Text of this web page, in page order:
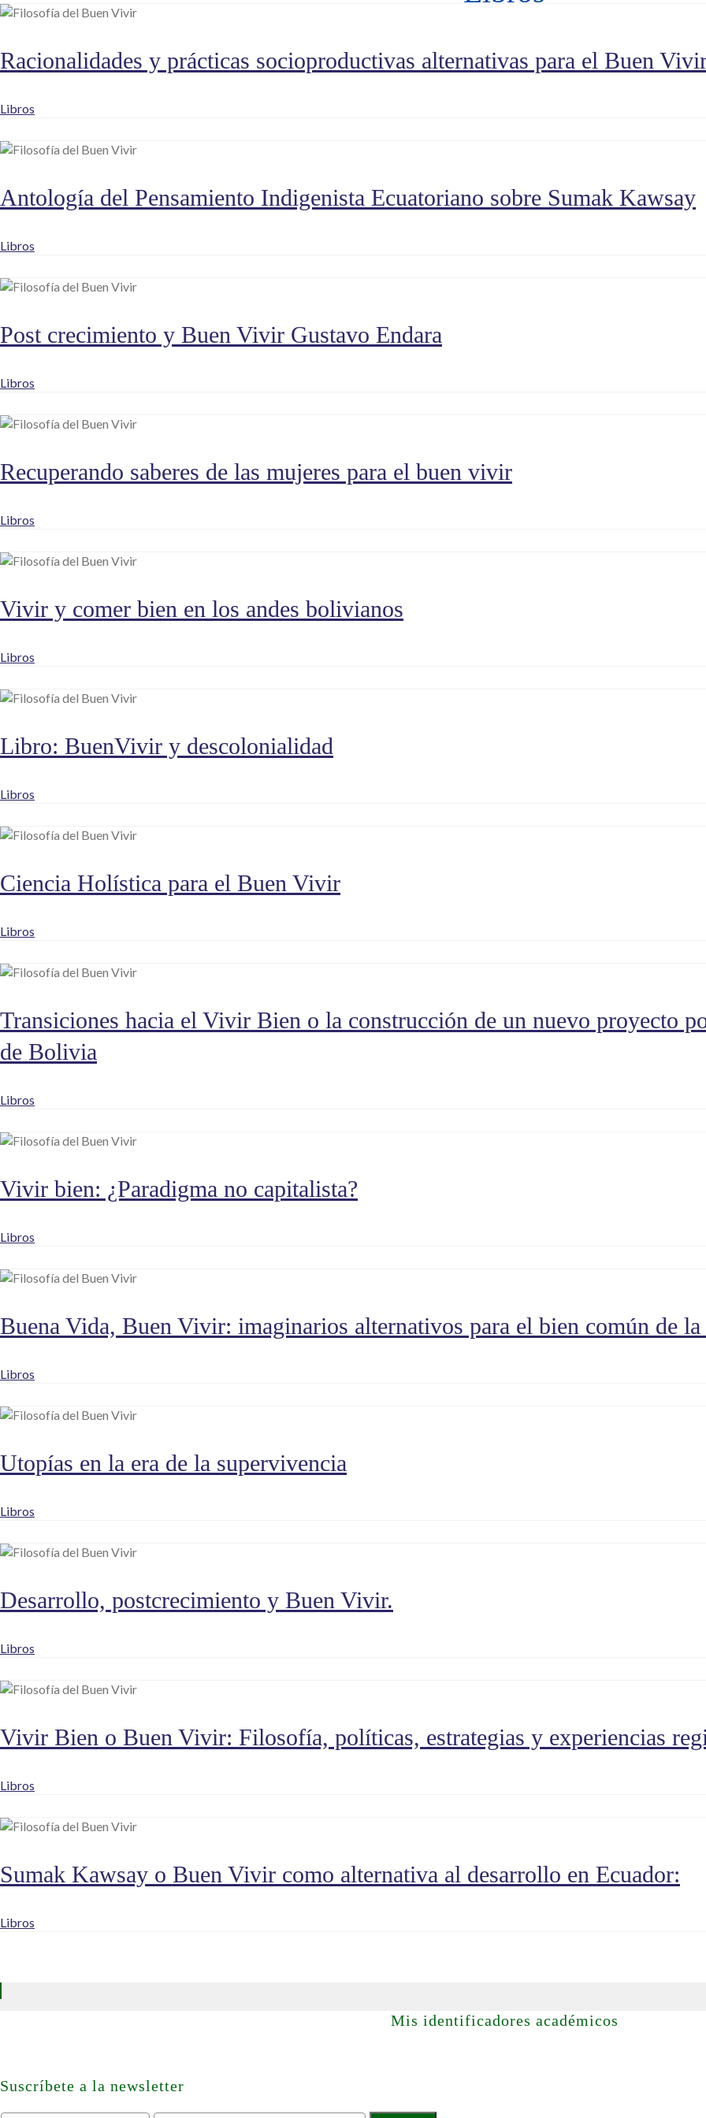
Racionalidades y prácticas socioproductivas alternativas para el Buen
Libros
Antología del Pensamiento Indigenista Ecuatoriano sobre Sumak Kawsay
Libros
Post crecimiento y Buen Vivir Gustavo Endara
Libros
Recuperando saberes de las mujeres para el buen vivir
Libros
Vivir y comer bien en los andes bolivianos
Libros
Libro: BuenVivir y descolonialidad
Libros
Ciencia Holística para el Buen Vivir
Libros
Transiciones hacia el Vivir Bien o la construcción de un nuevo proyecto
de Bolivia
Libros
Vivir bien: ¿Paradigma no capitalista?
Libros
Buena Vida, Buen Vivir: imaginarios alternativos para el bien común de
Libros
Utopías en la era de la supervivencia
Libros
Desarrollo, postcrecimiento y Buen Vivir.
Libros
Vivir Bien o Buen Vivir: Filosofía, políticas, estrategias y experiencias
Libros
Sumak Kawsay o Buen Vivir como alternativa al desarrollo en Ecuador:
Libros
Mis identificadores académicos
Suscríbete a la newsletter